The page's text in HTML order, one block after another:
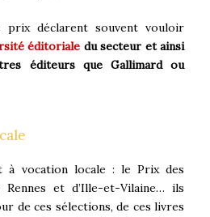
prix déclarent souvent vouloir
éditoriale du secteur et ainsi
éditeurs que Gallimard ou
à vocation locale : le Prix des
et d’Ille-et-Vilaine… ils
de ces sélections, de ces livres